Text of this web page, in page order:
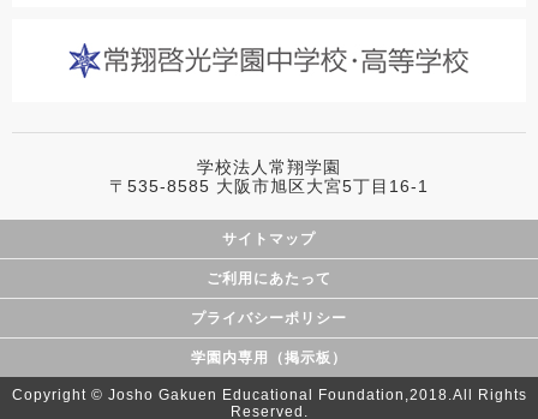
学校法人常翔学園
〒535-8585 大阪市旭区大宮5丁目16-1
サイトマップ
ご利用にあたって
プライバシーポリシー
学園内専用（掲示板）
Copyright © Josho Gakuen Educational Foundation,2018.All Rights
Reserved.